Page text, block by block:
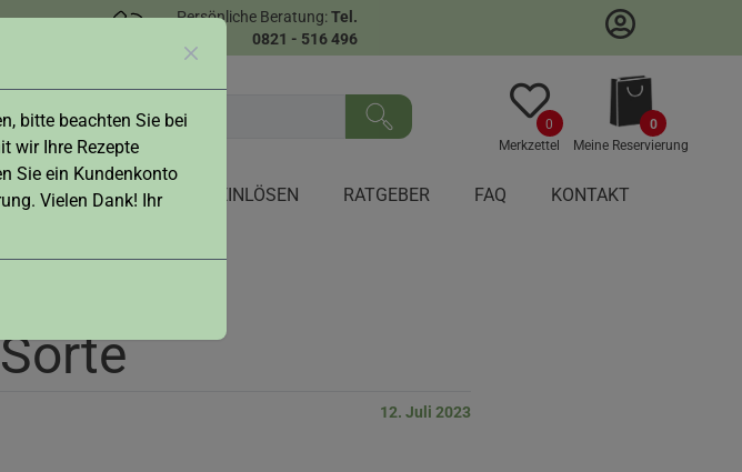
Schliessen
bitte beachten Sie bei
wir Ihre Rezepte
Sie ein Kundenkonto
Vielen Dank! Ihr
Persönliche Beratung:Tel.
0821 - 516 496
0
Merkzettel
0
Meine Reservierung
NEWS REZEPT EINLÖSEN RATGEBER FAQ KONTAKT
12. Juli 2023